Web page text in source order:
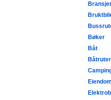
Bøker
Båt
Båtruter